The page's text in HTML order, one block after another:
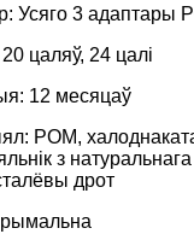
Усяго 3 адаптары
цаляў, 24 цалі
12 месяцаў
POM,
з натуральнага
дрот